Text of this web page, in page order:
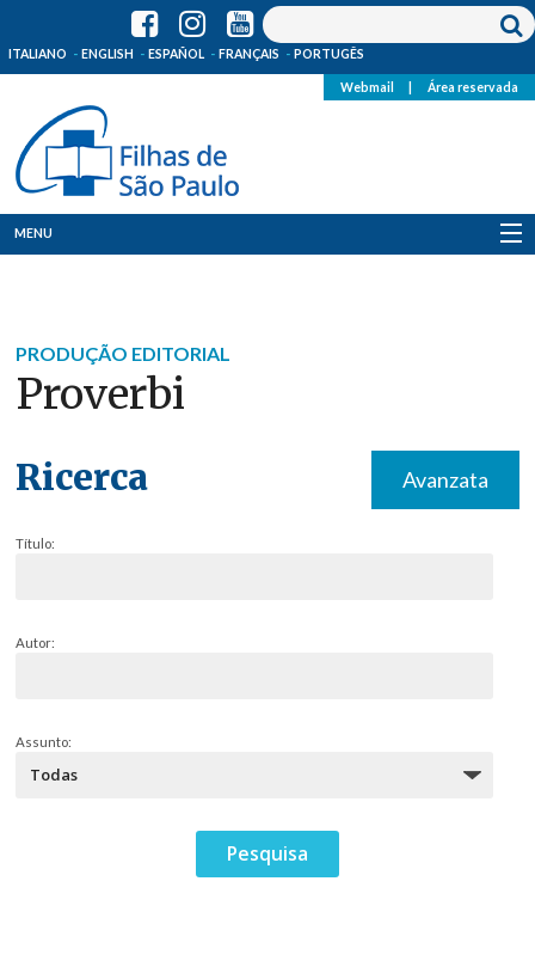
ITALIANO ENGLISH ESPAÑOL FRANÇAIS PORTUGÊS
Webmail Área reservada
MENU
Onde Estamos
Notícias
PRODUÇÃO EDITORIAL
Proverbi
Ricerca Avanzata
Título:
Autor:
Assunto: